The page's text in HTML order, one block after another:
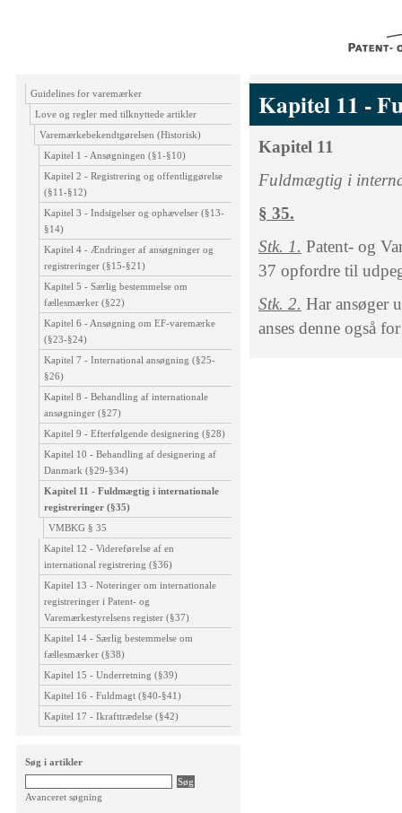
Guidelines for varemærker
Love og regler med tilknyttede artikler
Varemærkebekendtgørelsen (Historisk)
Kapitel 1 - Ansøgningen (§1-§10)
Kapitel 2 - Registrering og offentliggørelse
(§11-§12)
Kapitel 3 - Indsigelser og ophævelser (§13-
§14)
Kapitel 4 - Ændringer af ansøgninger og
registreringer (§15-§21)
Kapitel 5 - Særlig bestemmelse om
fællesmærker (§22)
Kapitel 6 - Ansøgning om EF-varemærke
(§23-§24)
Kapitel 7 - International ansøgning (§25-
§26)
Kapitel 8 - Behandling af internationale
ansøgninger (§27)
Kapitel 9 - Efterfølgende designering (§28)
Kapitel 10 - Behandling af designering af
Danmark (§29-§34)
Kapitel 11 - Fuldmægtig i internationale
registreringer (§35)
VMBKG § 35
Kapitel 12 - Videreførelse af en
international registrering (§36)
Kapitel 13 - Noteringer om internationale
registreringer i Patent- og
Varemærkestyrelsens register (§37)
Kapitel 14 - Særlig bestemmelse om
fællesmærker (§38)
Kapitel 15 - Underretning (§39)
Kapitel 16 - Fuldmagt (§40-§41)
Kapitel 17 - Ikrafttrædelse (§42)
Søg i artikler
Avanceret søgning
Kapitel 11 -
Kapitel 11
Fuldmægtig i
§ 35.
Stk. 1. Patent- og
37 opfordre til
Stk. 2. Har ansøger
anses denne også